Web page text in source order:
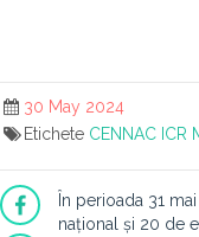
30 May 2024
Etichete CENNAC ICR
În perioada 31
național și 20 de